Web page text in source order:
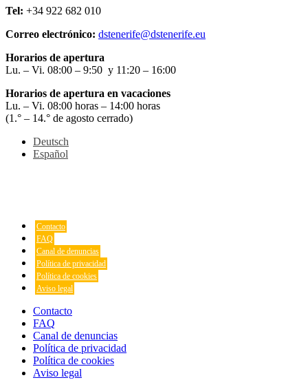
Tel: +34 922 682 010
Correo electrónico: dstenerife@dstenerife.eu
Horarios de apertura
Lu. – Vi. 08:00 – 9:50 y 11:20 – 16:00
Horarios de apertura en vacaciones
Lu. – Vi. 08:00 horas – 14:00 horas
(1.° – 14.° de agosto cerrado)
Deutsch
Español
Contacto
FAQ
Canal de denuncias
Política de privacidad
Política de cookies
Aviso legal
Contacto
FAQ
Canal de denuncias
Política de privacidad
Política de cookies
Aviso legal